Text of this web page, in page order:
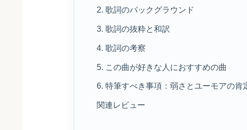
2. 歌詞のバックグラウンド
3. 歌詞の抜粋と和訳
4. 歌詞の考察
5. この曲が好きな人におすすめの曲
6. 特筆すべき事項：弱さとユーモアの
関連レビュー